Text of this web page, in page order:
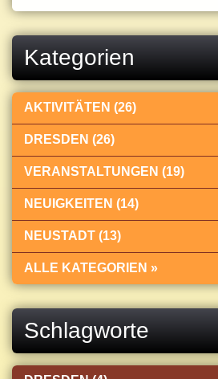
Kategorien
AKTIVITÄTEN (26)
DRESDEN (26)
VERANSTALTUNGEN (19)
NEUIGKEITEN (14)
NEUSTADT (13)
ALLE KATEGORIEN »
Schlagworte